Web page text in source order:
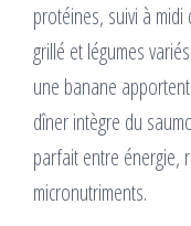
protéines, suivi à
grillé et légumes
une banane
dîner intègre du
parfait entre énergie,
micronutriments.